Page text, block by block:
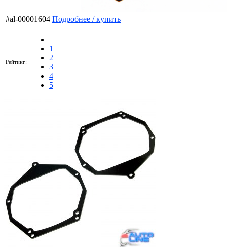
#al-00001604 Подробнее / купить
Рейтинг:
1
2
3
4
5